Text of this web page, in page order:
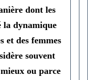
dont les
la dynamique
et des femmes
souvent
ou parce